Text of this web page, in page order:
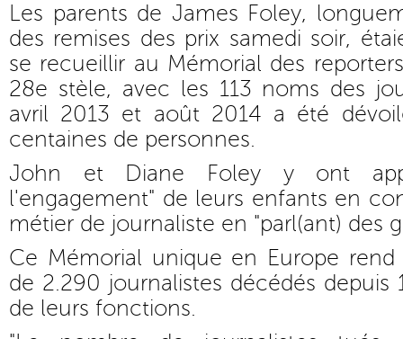
Les parents de James Foley,
des remises des prix samedi soir,
se recueillir au Mémorial des
28e stèle, avec les 113 noms des
avril 2013 et août 2014 a été
centaines de personnes.
John et Diane Foley y ont
l'engagement" de leurs enfants en
métier de journaliste en "parl(ant) des
Ce Mémorial unique en Europe
de 2.290 journalistes décédés depuis
de leurs fonctions.